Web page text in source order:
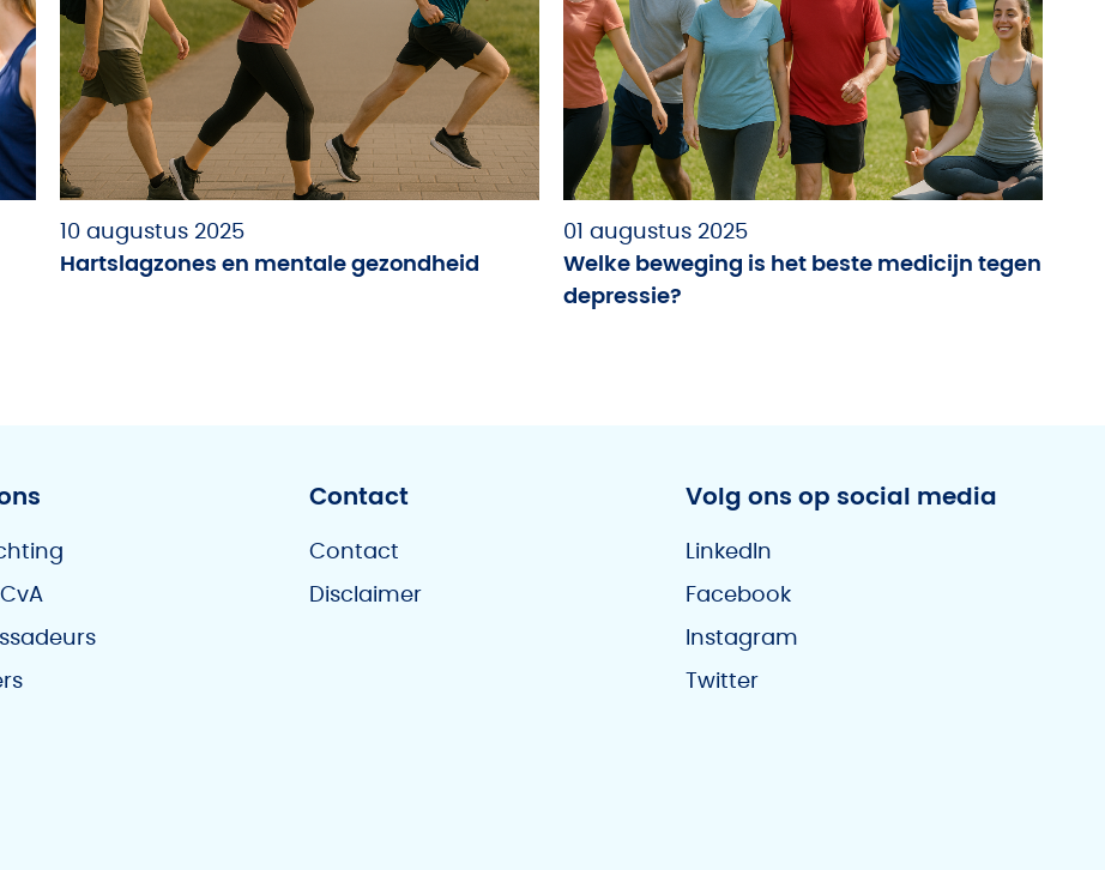
10 augustus 2025
Hartslagzones en mentale gezondheid
01 augustus 2025
Welke beweging is het beste medicijn tegen
depressie?
Contact
Contact
Disclaimer
Volg ons op social media
LinkedIn
Facebook
Instagram
Twitter